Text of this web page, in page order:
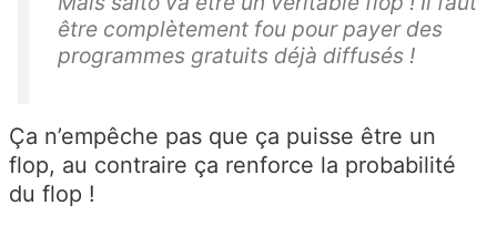
être complètement fou pour payer des
programmes gratuits déjà diffusés !
Ça n’empêche pas que ça puisse être un
flop, au contraire ça renforce la probabilité
du flop !